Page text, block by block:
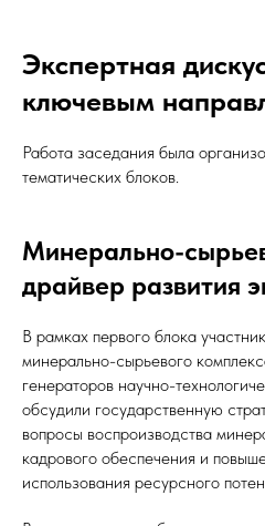
Экспертная
ключевым
Работа заседания была
тематических блоков.
Минерально-
драйвер развития
В рамках первого блока
минерально-сырьевого
генераторов научно-
обсудили государственную
вопросы воспроизводства
кадрового обеспечения и
использования ресурсного